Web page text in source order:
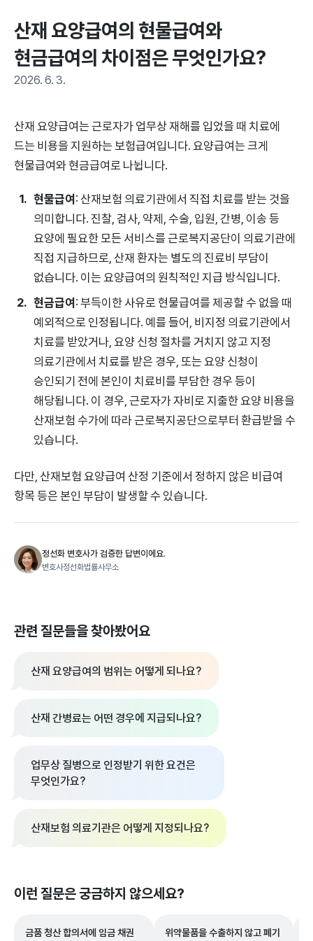
산재 요양급여의 현물급여와
현금급여의 차이점은 무엇인가요?
2026. 6. 3.
산재 요양급여는 근로자가 업무상 재해를 입었을 때 치료에
드는 비용을 지원하는 보험급여입니다. 요양급여는 크게
현물급여와 현금급여로 나뉩니다.
현물급여: 산재보험 의료기관에서 직접 치료를 받는 것을
의미합니다. 진찰, 검사, 약제, 수술, 입원, 간병, 이송 등
요양에 필요한 모든 서비스를 근로복지공단이 의료기관에
직접 지급하므로, 산재 환자는 별도의 진료비 부담이
없습니다. 이는 요양급여의 원칙적인 지급 방식입니다.
현금급여: 부득이한 사유로 현물급여를 제공할 수 없을 때
예외적으로 인정됩니다. 예를 들어, 비지정 의료기관에서
치료를 받았거나, 요양 신청 절차를 거치지 않고 지정
의료기관에서 치료를 받은 경우, 또는 요양 신청이
승인되기 전에 본인이 치료비를 부담한 경우 등이
해당됩니다. 이 경우, 근로자가 자비로 지출한 요양 비용을
산재보험 수가에 따라 근로복지공단으로부터 환급받을 수
있습니다.
다만, 산재보험 요양급여 산정 기준에서 정하지 않은 비급여
항목 등은 본인 부담이 발생할 수 있습니다.
정선화 변호사가 검증한 답변이에요.
변호사정선화법률사무소
관련 질문들을 찾아봤어요
산재 요양급여의 범위는 어떻게 되나요?
산재 간병료는 어떤 경우에 지급되나요?
업무상 질병으로 인정받기 위한 요건은
무엇인가요?
산재보험 의료기관은 어떻게 지정되나요?
이런 질문은 궁금하지 않으세요?
금품 청산 합의서에 임금 채권
위약물품을 수출하지 않고 폐기